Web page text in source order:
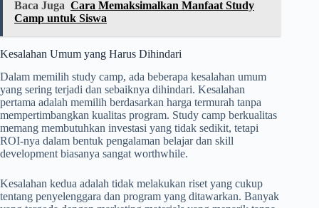
Baca Juga Cara Memaksimalkan Manfaat Study
Camp untuk Siswa
Kesalahan Umum yang Harus Dihindari
Dalam memilih study camp, ada beberapa kesalahan umum
yang sering terjadi dan sebaiknya dihindari. Kesalahan
pertama adalah memilih berdasarkan harga termurah tanpa
mempertimbangkan kualitas program. Study camp berkualitas
memang membutuhkan investasi yang tidak sedikit, tetapi
ROI-nya dalam bentuk pengalaman belajar dan skill
development biasanya sangat worthwhile.
Kesalahan kedua adalah tidak melakukan riset yang cukup
tentang penyelenggara dan program yang ditawarkan. Banyak